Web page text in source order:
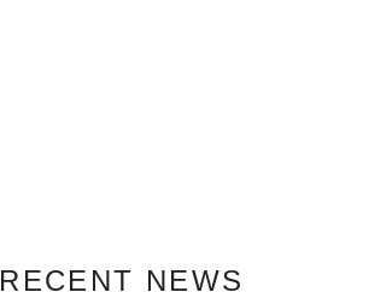
RECENT NEWS